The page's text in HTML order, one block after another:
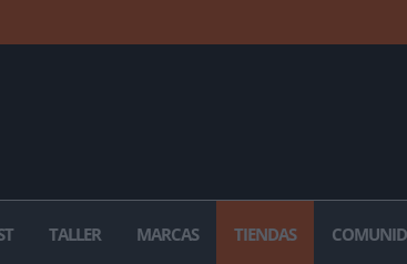
TALLER MARCAS TIENDAS